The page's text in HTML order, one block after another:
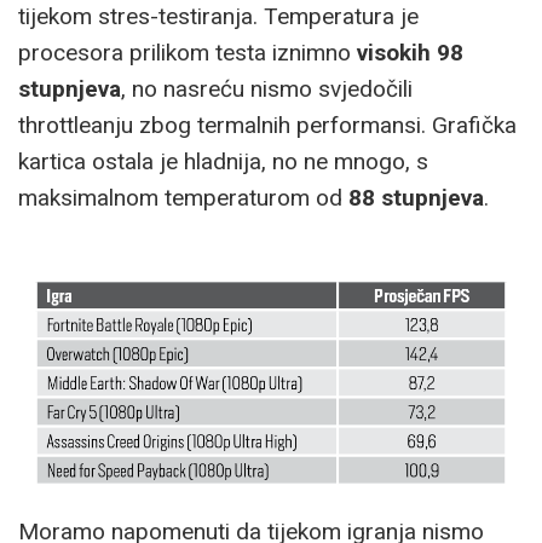
tijekom stres-testiranja. Temperatura je
procesora prilikom testa iznimno visokih 98
stupnjeva, no nasreću nismo svjedočili
throttleanju zbog termalnih performansi. Grafička
kartica ostala je hladnija, no ne mnogo, s
maksimalnom temperaturom od 88 stupnjeva.
Moramo napomenuti da tijekom igranja nismo